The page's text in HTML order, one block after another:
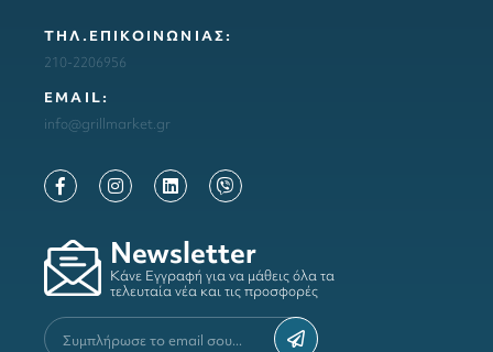
ΤΗΛ.ΕΠΙΚΟΙΝΩΝΙΑΣ:
210-2206956
ΕΜΑΙL:
info@grillmarket.gr
Newsletter
Κάνε Εγγραφή για να μάθεις όλα τα
τελευταία νέα και τις προσφορές